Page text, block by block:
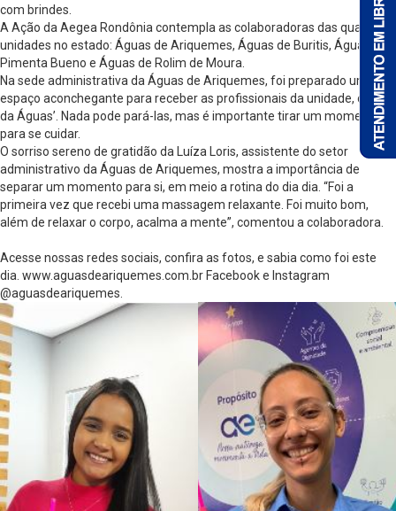
com brindes.
A Ação da Aegea Rondônia contempla as colaboradoras das quatro
unidades no estado: Águas de Ariquemes, Águas de Buritis, Águas de
Pimenta Bueno e Águas de Rolim de Moura.
Na sede administrativa da Águas de Ariquemes, foi preparado um
espaço aconchegante para receber as profissionais da unidade, o ‘Spá
da Águas’. Nada pode pará-las, mas é importante tirar um momento
para se cuidar.
O sorriso sereno de gratidão da Luíza Loris, assistente do setor
administrativo da Águas de Ariquemes, mostra a importância de
separar um momento para si, em meio a rotina do dia dia. “Foi a
primeira vez que recebi uma massagem relaxante. Foi muito bom,
além de relaxar o corpo, acalma a mente”, comentou a colaboradora.
Acesse nossas redes sociais, confira as fotos, e sabia como foi este
dia. www.aguasdeariquemes.com.br Facebook e Instagram
@aguasdeariquemes.